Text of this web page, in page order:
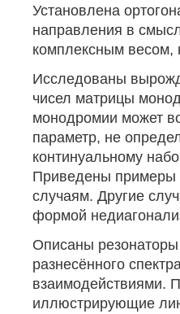
Установлена
направления в
комплексным
Исследованы
чисел матрицы
монодромии может
параметр, не
континуальному
Приведены примеры
случаям. Другие
формой
Описаны
разнесённого
взаимодействиями.
иллюстрирующие